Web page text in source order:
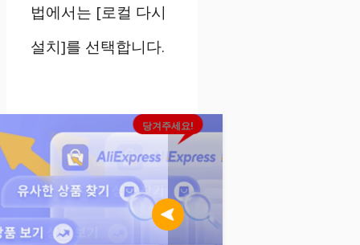
법에서는 [로컬 다시
설치]를 선택합니다.
당겨주세요!